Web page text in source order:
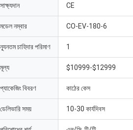
সাক্ষ্যদান CE
মডেল নম্বার CO-EV-180-6
ন্যূনতম চাহিদার পরিমাণ 1
মূল্য $10999-$12999
প্যাকেজিং বিবরণ কাঠের কেস
ডেলিভারি সময় 10-30 কার্যদিবস